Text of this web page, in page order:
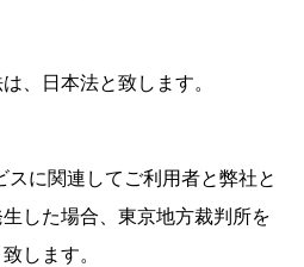
、日本法と致します。
スに関連してご利用者と弊社と
した場合、東京地方裁判所を
します。